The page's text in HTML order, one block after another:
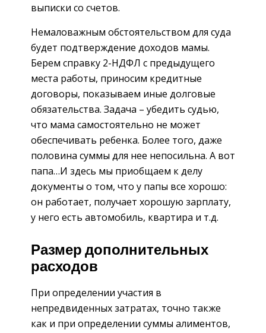
выписки со счетов.
Немаловажным обстоятельством для суда
будет подтверждение доходов мамы.
Берем справку 2-НДФЛ с предыдущего
места работы, приносим кредитные
договоры, показываем иные долговые
обязательства. Задача – убедить судью,
что мама самостоятельно не может
обеспечивать ребенка. Более того, даже
половина суммы для нее непосильна. А вот
папа…И здесь мы приобщаем к делу
документы о том, что у папы все хорошо:
он работает, получает хорошую зарплату,
у него есть автомобиль, квартира и т.д.
Размер дополнительных
расходов
При определении участия в
непредвиденных затратах, точно также
как и при определении суммы алиментов,